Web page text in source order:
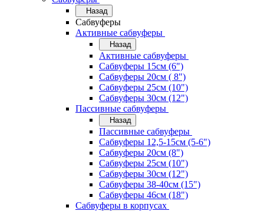
Назад
Сабвуферы
Активные сабвуферы
Назад
Активные сабвуферы
Сабвуферы 15см (6")
Сабвуферы 20см ( 8")
Сабвуферы 25см (10")
Сабвуферы 30см (12")
Пассивные сабвуферы
Назад
Пассивные сабвуферы
Сабвуферы 12,5-15см (5-6")
Сабвуферы 20см (8")
Сабвуферы 25см (10")
Сабвуферы 30см (12")
Сабвуферы 38-40см (15")
Сабвуферы 46см (18")
Сабвуферы в корпусах